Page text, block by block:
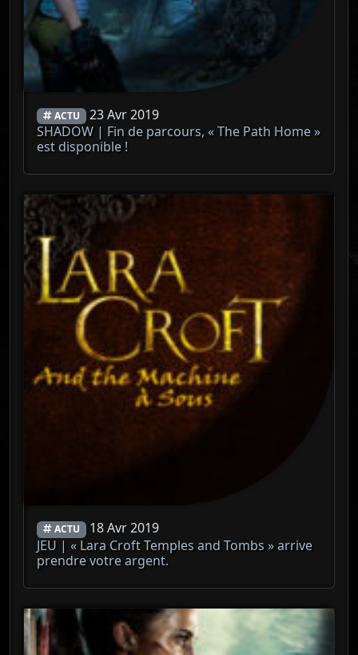
ACTU 23 Avr 2019
SHADOW | Fin de parcours, « The Path Home »
est disponible !
ACTU 18 Avr 2019
JEU | « Lara Croft Temples and Tombs » arrive
prendre votre argent.